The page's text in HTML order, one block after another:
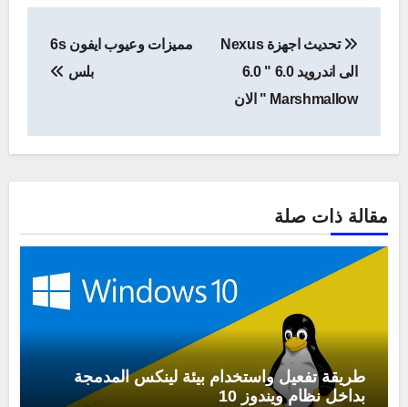
المقالات
تحديث اجهزة Nexus
الى اندرويد 6.0 " 6.0
Marshmallow " الان
مميزات وعيوب ايفون 6s
بلس
مقالة ذات صلة
طريقة تفعيل واستخدام بيئة لينكس المدمجة
بداخل نظام ويندوز 10